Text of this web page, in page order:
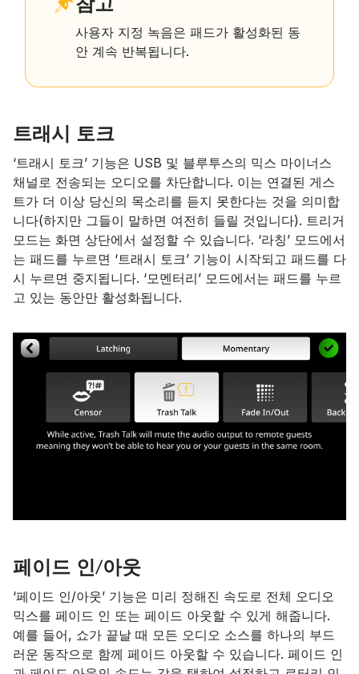
사용자 지정 녹음은 패드가 활성화된 동
안 계속 반복됩니다.
트래시 토크
‘트래시 토크’ 기능은 USB 및 블루투스의 믹스 마이너스
채널로 전송되는 오디오를 차단합니다. 이는 연결된 게스
트가 더 이상 당신의 목소리를 듣지 못한다는 것을 의미합
니다(하지만 그들이 말하면 여전히 들릴 것입니다). 트리거
모드는 화면 상단에서 설정할 수 있습니다. ‘라칭’ 모드에서
는 패드를 누르면 ‘트래시 토크’ 기능이 시작되고 패드를 다
시 누르면 중지됩니다. ‘모멘터리’ 모드에서는 패드를 누르
고 있는 동안만 활성화됩니다.
페이드 인/아웃
‘페이드 인/아웃’ 기능은 미리 정해진 속도로 전체 오디오
믹스를 페이드 인 또는 페이드 아웃할 수 있게 해줍니다.
예를 들어, 쇼가 끝날 때 모든 오디오 소스를 하나의 부드
러운 동작으로 함께 페이드 아웃할 수 있습니다. 페이드 인